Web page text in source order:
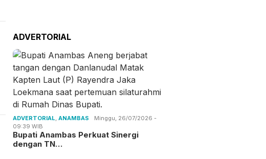
ADVERTORIAL
ADVERTORIAL ,ANAMBAS
Minggu, 26/07/2026 -
09:39 WIB
Bupati Anambas Perkuat Sinergi
dengan TN…